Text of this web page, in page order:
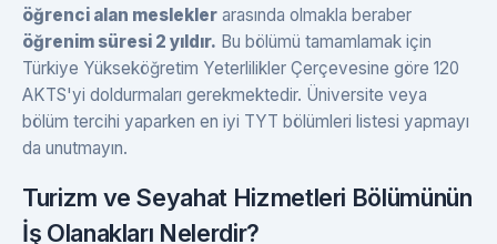
öğrenci alan meslekler arasında olmakla beraber
öğrenim süresi 2 yıldır. Bu bölümü tamamlamak için
Türkiye Yükseköğretim Yeterlilikler Çerçevesine göre 120
AKTS'yi doldurmaları gerekmektedir. Üniversite veya
bölüm tercihi yaparken en iyi TYT bölümleri listesi yapmayı
da unutmayın.
Turizm ve Seyahat Hizmetleri Bölümünün
İş Olanakları Nelerdir?